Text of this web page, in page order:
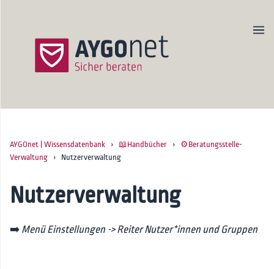
Produktseite
AYGOnet | Wissensdatenbank › 📖Handbücher › ⚙️Beratungsstelle-
Verwaltung › Nutzerverwaltung
Nutzerverwaltung
➡️ Menü Einstellungen -> Reiter Nutzer*innen und Gruppen